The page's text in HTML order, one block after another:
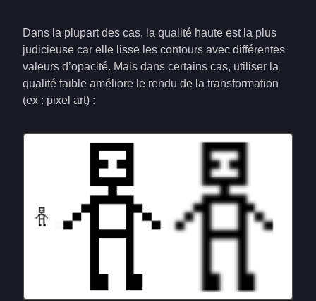
Dans la plupart des cas, la qualité haute est la plus
judicieuse car elle lisse les contours avec différentes
valeurs d’opacité. Mais dans certains cas, utiliser la
qualité faible améliore le rendu de la transformation
(ex : pixel art) :